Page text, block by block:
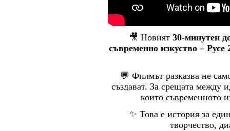
🎥 Новият 30-минутен
съвременно изкуство – Русе
💬 Филмът разказва не
създават. За срещата между
които съвременното
✨ Това е история за
творчество,